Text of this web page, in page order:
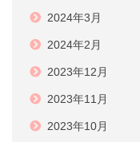
2024年3月
2024年2月
2023年12月
2023年11月
2023年10月